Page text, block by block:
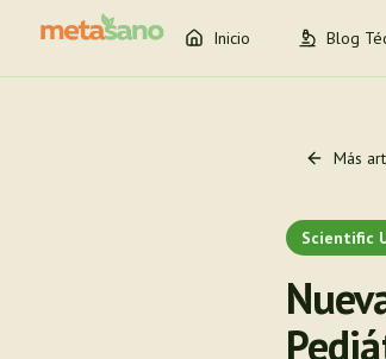
Inicio Blog
Más
Scientific